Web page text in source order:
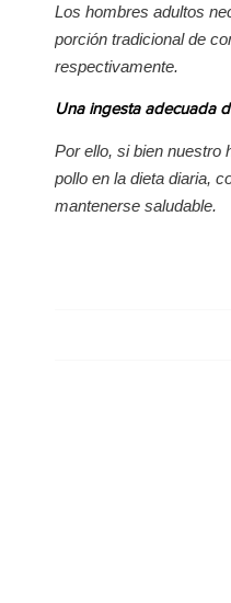
Los hombres adultos
porción tradicional de
respectivamente.
Una ingesta adecuada
Por ello, si bien nuestro
pollo en la dieta diaria,
mantenerse saludable.